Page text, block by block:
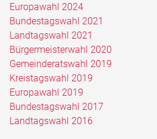
Europawahl 2024
Bundestagswahl 2021
Landtagswahl 2021
Bürgermeisterwahl 2020
Gemeinderatswahl 2019
Kreistagswahl 2019
Europawahl 2019
Bundestagswahl 2017
Landtagswahl 2016